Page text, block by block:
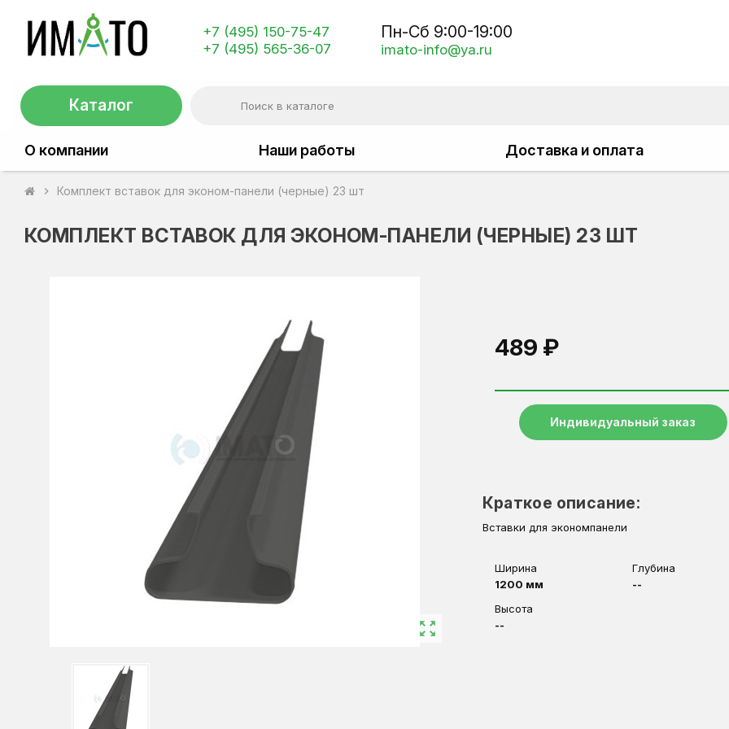
+7 (495) 150-75-47
+7 (495) 565-36-07
Пн-Сб 9:00-19:00
imato-info@ya.ru
Каталог
О компании Наши работы Доставка и оплата
chevron_right Комплект вставок для эконом-панели (черные) 23 шт
КОМПЛЕКТ ВСТАВОК ДЛЯ ЭКОНОМ-ПАНЕЛИ (ЧЕРНЫЕ) 23 ШТ
zoom_out_map
489 ₽
Индивидуальный заказ
Краткое описание:
Вставки для экономпанели
Ширина
1200 мм
Глубина
--
Высота
--